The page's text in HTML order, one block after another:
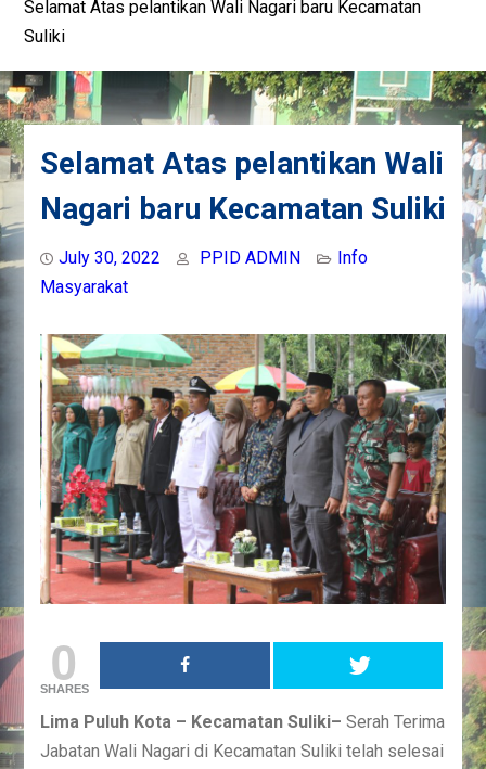
Selamat Atas pelantikan Wali Nagari baru Kecamatan
Suliki
Selamat Atas pelantikan Wali
Nagari baru Kecamatan Suliki
July 30, 2022 PPID ADMIN
Info
Masyarakat
0
SHARES
Lima Puluh Kota – Kecamatan Suliki– Serah Terima
Jabatan Wali Nagari di Kecamatan Suliki telah selesai